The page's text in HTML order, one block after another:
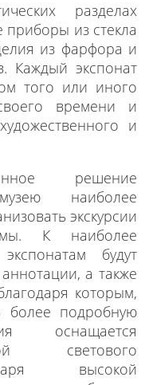
разделах
приборы из стекла
из фарфора и
Каждый экспонат
того или иного
времени и
и
решение
наиболее
экскурсии
К наиболее
будут
а также
которым,
более подробную
оснащается
светового
высокой